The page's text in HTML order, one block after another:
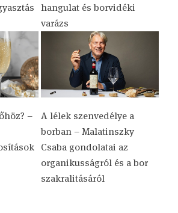
hangulat és borvidéki
varázs
–
A lélek szenvedélye a
borban – Malatinszky
Csaba gondolatai az
organikusságról és a bor
szakralitásáról